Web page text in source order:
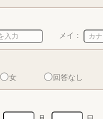
メイ：
女 回答なし